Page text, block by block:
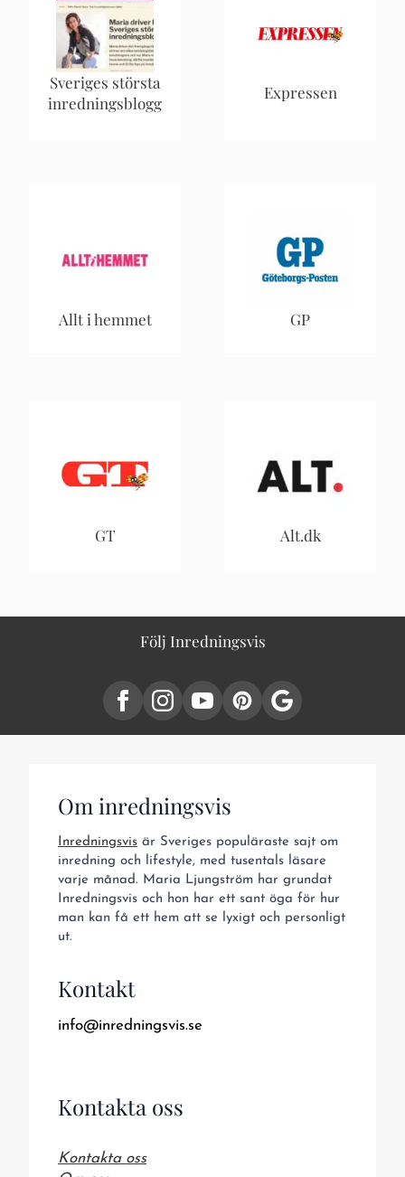
Sveriges största
inredningsblogg
Expressen
Allt i hemmet GP
GT Alt.dk
Följ Inredningsvis
Om inredningsvis
Inredningsvis är Sveriges populäraste sajt om
inredning och lifestyle, med tusentals läsare
varje månad. Maria Ljungström har grundat
Inredningsvis och hon har ett sant öga för hur
man kan få ett hem att se lyxigt och personligt
ut.
Kontakt
info@inredningsvis.se
Kontakta oss
Kontakta oss